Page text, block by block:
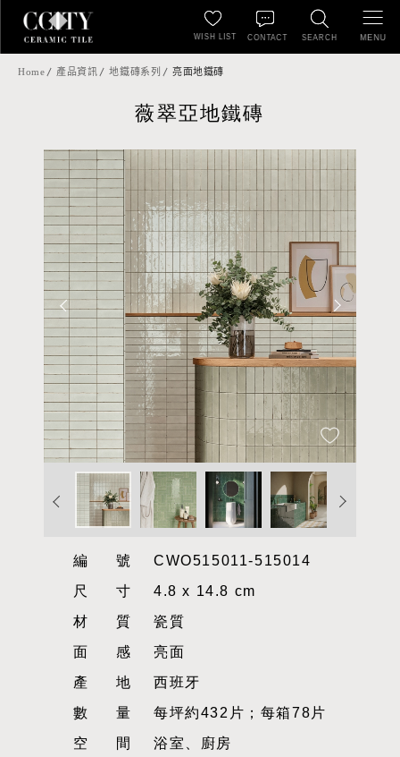
SEARCH
WISH LIST CONTACT MENU
Home 產品資訊 地鐵磚系列 亮面地鐵磚
薇翠亞地鐵磚
編號CWO515011-515014
尺寸4.8 x 14.8 cm
材質瓷質
面感亮面
產地西班牙
數量每坪約432片；每箱78片
空間浴室、廚房